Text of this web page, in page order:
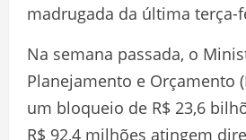
madrugada da última terça-
Na semana passada, o
Planejamento e Orçamento
um bloqueio de R$ 23,6
R$ 92,4 milhões atingem